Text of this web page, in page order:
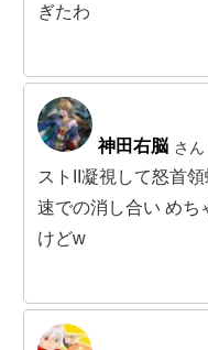
ぎたわ
神田右脳 さん
ストII凝視して怒首
速での消し合い めち
けどw